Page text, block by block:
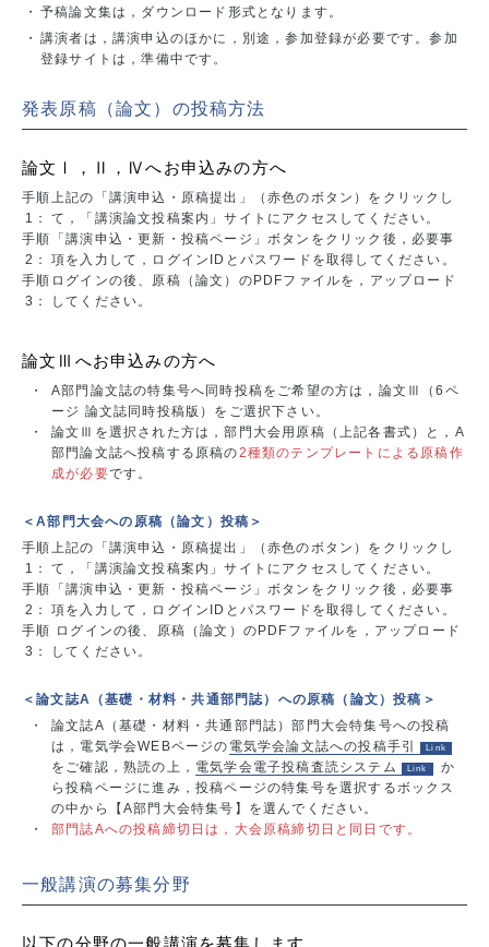
・ 予稿論文集は，ダウンロード形式となります。
・ 講演者は，講演申込のほかに，別途，参加登録が必要です。参加
登録サイトは，準備中です。
発表原稿（論文）の投稿方法
論文Ⅰ，Ⅱ，Ⅳへお申込みの方へ
手順
1：
上記の「講演申込・原稿提出」（赤色のボタン）をクリックし
て，「講演論文投稿案内」サイトにアクセスしてください。
手順
2：
「講演申込・更新・投稿ページ」ボタンをクリック後，必要事
項を入力して，ログインIDとパスワードを取得してください。
手順
3：
ログインの後、原稿（論文）のPDFファイルを，アップロード
してください。
論文Ⅲへお申込みの方へ
・
A部門論文誌の特集号へ同時投稿をご希望の方は，論文Ⅲ（6ペ
ージ 論文誌同時投稿版）をご選択下さい。
・
論文Ⅲを選択された方は，部門大会用原稿（上記各書式）と，A
部門論文誌へ投稿する原稿の2種類のテンプレートによる原稿作
成が必要です。
＜A部門大会への原稿（論文）投稿＞
手順
1：
上記の「講演申込・原稿提出」（赤色のボタン）をクリックし
て，「講演論文投稿案内」サイトにアクセスしてください。
手順
2：
「講演申込・更新・投稿ページ」ボタンをクリック後，必要事
項を入力して，ログインIDとパスワードを取得してください。
手順
3：
ログインの後、原稿（論文）のPDFファイルを，アップロード
してください。
＜論文誌A（基礎・材料・共通部門誌）への原稿（論文）投稿＞
・
論文誌A（基礎・材料・共通部門誌）部門大会特集号への投稿
は，電気学会WEBページの 電気学会論文誌への投稿手引
をご確認，熟読の上， 電気学会電子投稿査読システム
か
ら投稿ページに進み，投稿ページの特集号を選択するボックス
の中から【A部門大会特集号】を選んでください。
・
部門誌Aへの投稿締切日は，大会原稿締切日と同日です。
一般講演の募集分野
以下の分野の一般講演を募集します。